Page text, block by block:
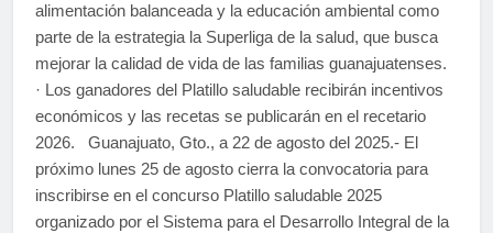
alimentación balanceada y la educación ambiental como
parte de la estrategia la Superliga de la salud, que busca
mejorar la calidad de vida de las familias guanajuatenses.
· Los ganadores del Platillo saludable recibirán incentivos
económicos y las recetas se publicarán en el recetario
2026. Guanajuato, Gto., a 22 de agosto del 2025.- El
próximo lunes 25 de agosto cierra la convocatoria para
inscribirse en el concurso Platillo saludable 2025
organizado por el Sistema para el Desarrollo Integral de la